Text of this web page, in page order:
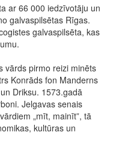
ar 66 000 iedzīvotāju un
galvaspilsētas Rīgas.
galvaspilsēta, kas
vārds pirmo reizi minēts
Konrāds fon Manderns
Driksu. 1573.gadā
Jelgavas senais
„mīt, mainīt”, tā
kultūras un